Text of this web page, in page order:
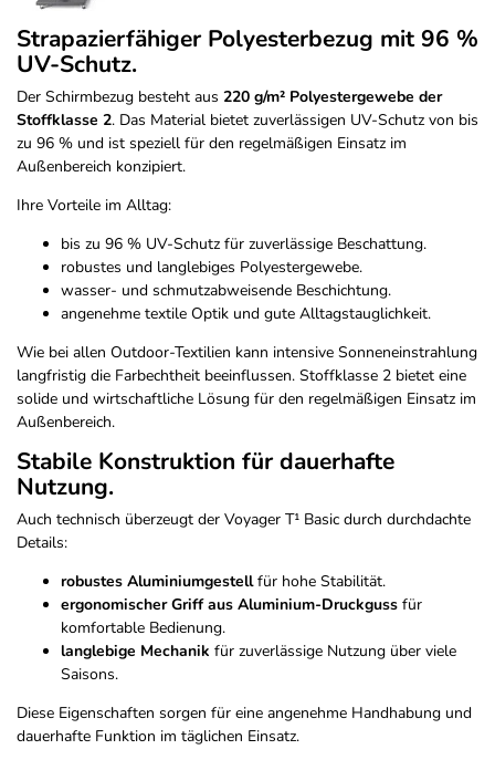
Strapazierfähiger Polyesterbezug mit 96 %
UV-Schutz.
Der Schirmbezug besteht aus 220 g/m² Polyestergewebe der
Stoffklasse 2. Das Material bietet zuverlässigen UV-Schutz von bis
zu 96 % und ist speziell für den regelmäßigen Einsatz im
Außenbereich konzipiert.
Ihre Vorteile im Alltag:
bis zu 96 % UV-Schutz für zuverlässige Beschattung.
robustes und langlebiges Polyestergewebe.
wasser- und schmutzabweisende Beschichtung.
angenehme textile Optik und gute Alltagstauglichkeit.
Wie bei allen Outdoor-Textilien kann intensive Sonneneinstrahlung
langfristig die Farbechtheit beeinflussen. Stoffklasse 2 bietet eine
solide und wirtschaftliche Lösung für den regelmäßigen Einsatz im
Außenbereich.
Stabile Konstruktion für dauerhafte
Nutzung.
Auch technisch überzeugt der Voyager T¹ Basic durch durchdachte
Details:
robustes Aluminiumgestellfür hohe Stabilität.
ergonomischer Griff aus Aluminium-Druckguss für
komfortable Bedienung.
langlebige Mechanik für zuverlässige Nutzung über viele
Saisons.
Diese Eigenschaften sorgen für eine angenehme Handhabung und
dauerhafte Funktion im täglichen Einsatz.